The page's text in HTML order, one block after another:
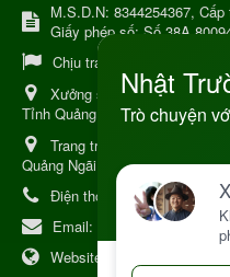
M.S.D.N: 8344254367,
Giấy phép số: Số
Chịu trách nhiệm:
Xưởng sản xuất:34 Lý
Tỉnh Quảng Ngải
Trang trại Dược Liệu Hữu Cơ:
Quảng Ngãi
Điện thoại:
+84 906968923
Email:
Website: